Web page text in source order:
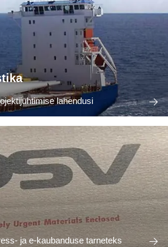
lahendusi
ja e-kaubanduse tarneteks